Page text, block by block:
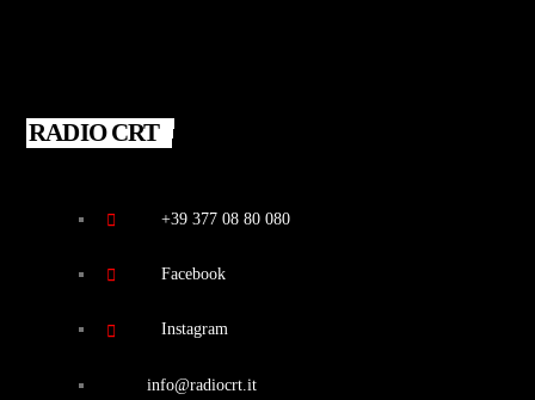
RADIO CRT
+39 377 08 80 080
Facebook
Instagram
info@radiocrt.it